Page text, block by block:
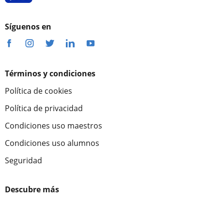
Síguenos en
Términos y condiciones
Política de cookies
Política de privacidad
Condiciones uso maestros
Condiciones uso alumnos
Seguridad
Descubre más